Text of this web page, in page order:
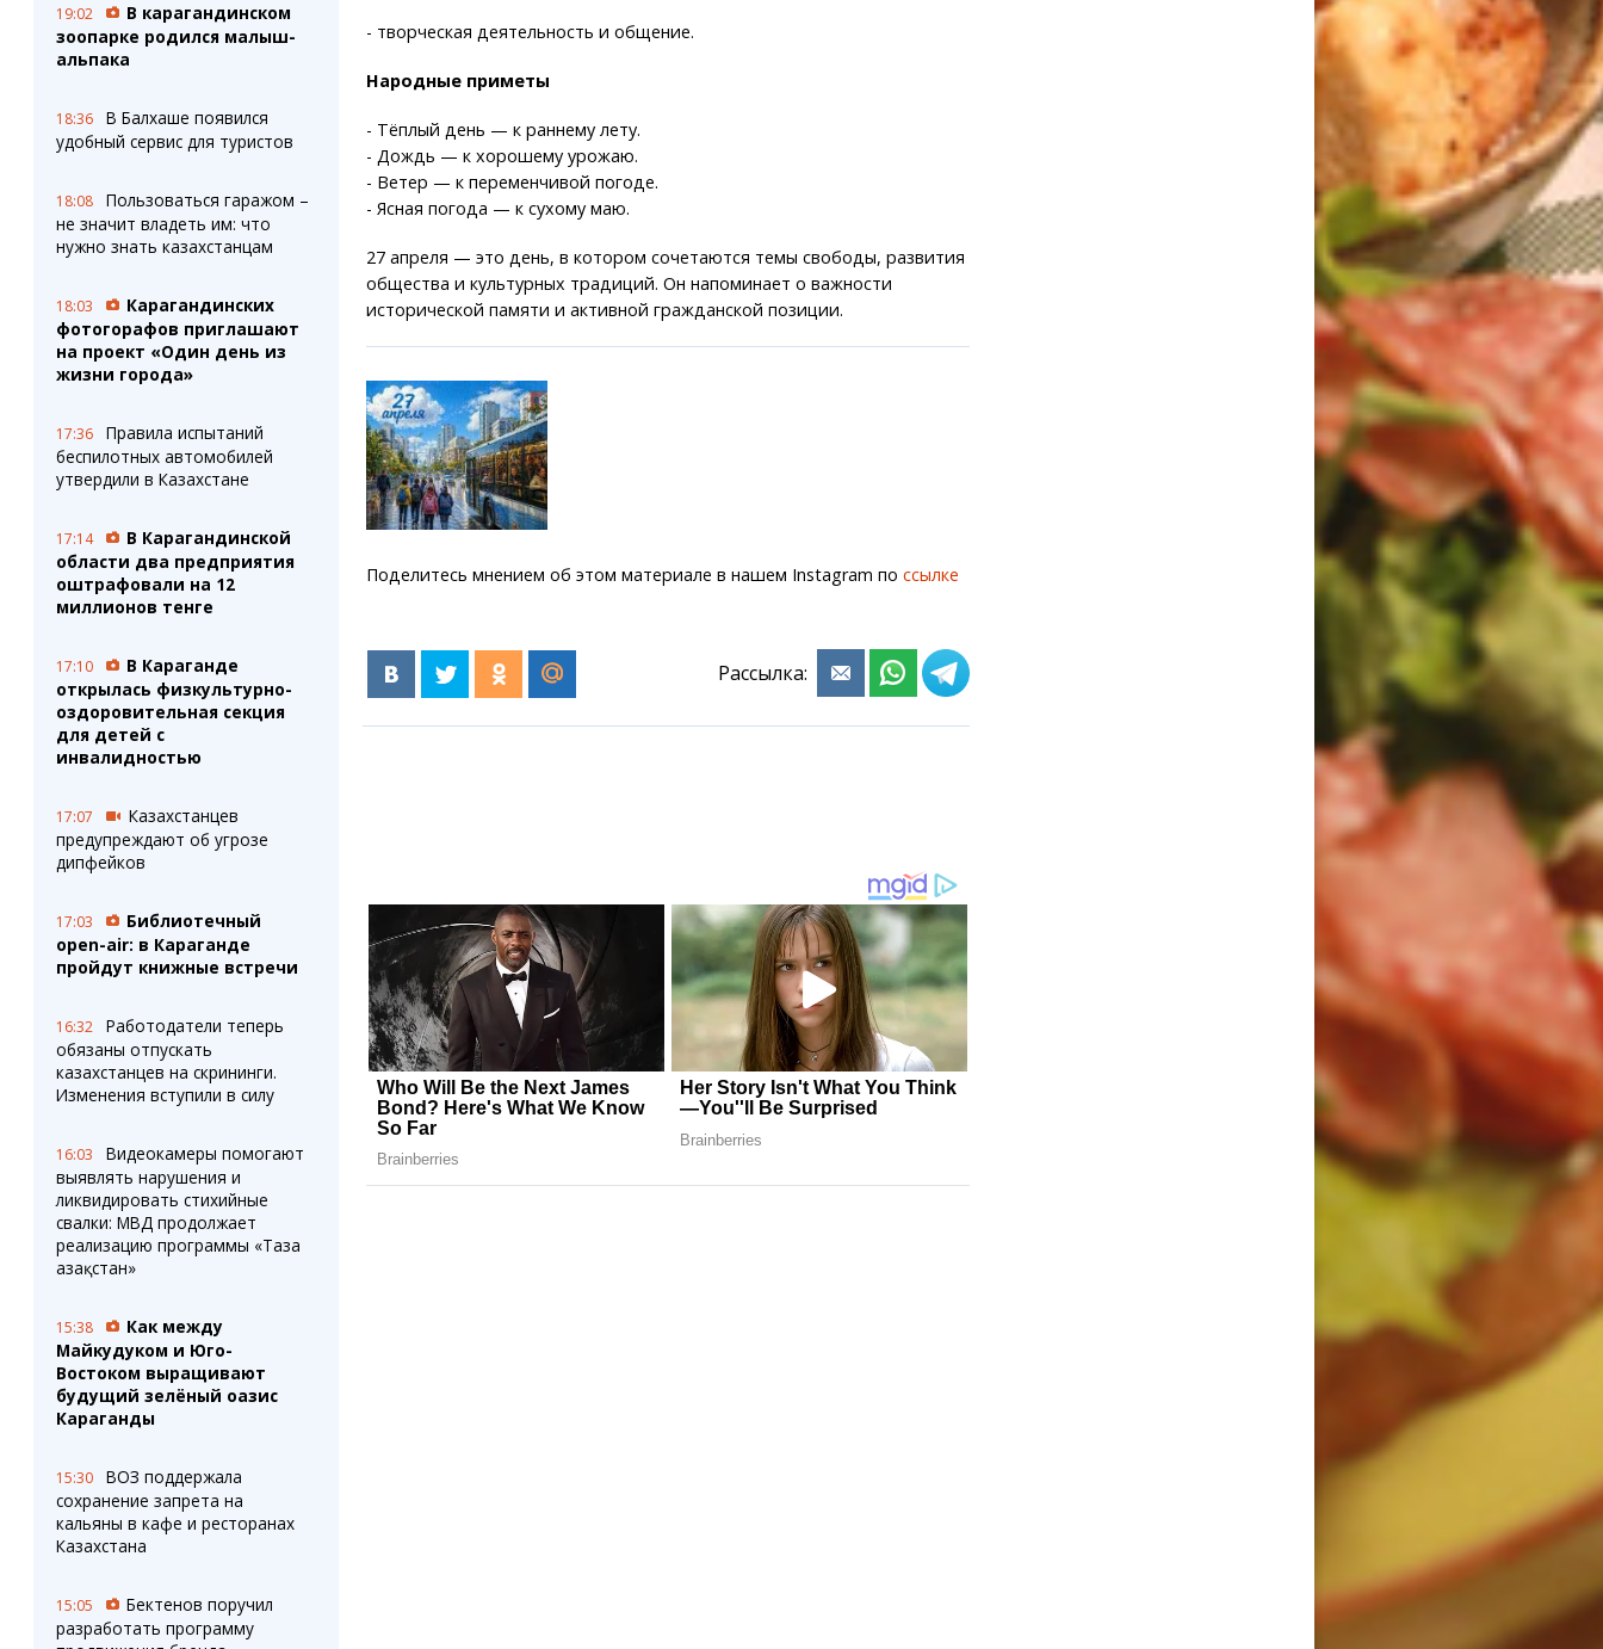
19:02
В карагандинском
зоопарке родился малыш-
альпака
18:36
В Балхаше появился
удобный сервис для туристов
18:08
Пользоваться гаражом –
не значит владеть им: что
нужно знать казахстанцам
18:03
Карагандинских
фотогорафов приглашают
на проект «Один день из
жизни города»
17:36
Правила испытаний
беспилотных автомобилей
утвердили в Казахстане
17:14
В Карагандинской
области два предприятия
оштрафовали на 12
миллионов тенге
17:10
В Караганде
открылась физкультурно-
оздоровительная секция
для детей с
инвалидностью
17:07
Казахстанцев
предупреждают об угрозе
дипфейков
17:03
Библиотечный
open-air: в Караганде
пройдут книжные встречи
16:32
Работодатели теперь
обязаны отпускать
казахстанцев на скрининги.
Изменения вступили в силу
16:03
Видеокамеры помогают
выявлять нарушения и
ликвидировать стихийные
свалки: МВД продолжает
реализацию программы «Таза
Қазақстан»
15:38
Как между
Майкудуком и Юго-
Востоком выращивают
будущий зелёный оазис
Караганды
15:30
ВОЗ поддержала
сохранение запрета на
кальяны в кафе и ресторанах
Казахстана
15:05
Бектенов поручил
разработать программу
- творческая деятельность и общение.
Народные приметы
- Тёплый день — к раннему лету.
- Дождь — к хорошему урожаю.
- Ветер — к переменчивой погоде.
- Ясная погода — к сухому маю.
27 апреля — это день, в котором сочетаются темы свободы, развития
общества и культурных традиций. Он напоминает о важности
исторической памяти и активной гражданской позиции.
Поделитесь мнением об этом материале в нашем Instagram по ссылке
Рассылка: